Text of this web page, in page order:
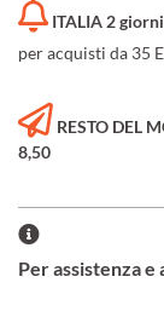
ITALIA 2
per acquisti da 35
RESTO DEL
8,50
Per assistenza